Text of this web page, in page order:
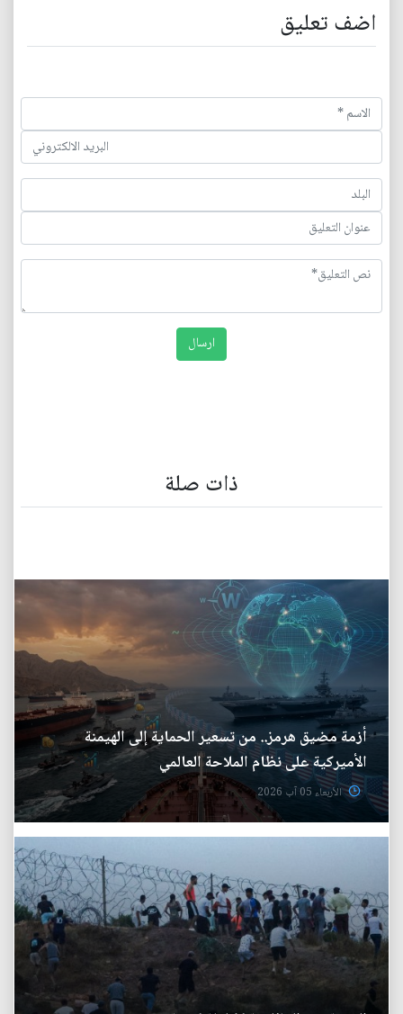
اضف تعليق
ذات صلة
أزمة مضيق هرمز.. من تسعير الحماية إلى الهيمنة
الأميركية على نظام الملاحة العالمي
الأربعاء 05 آب 2026